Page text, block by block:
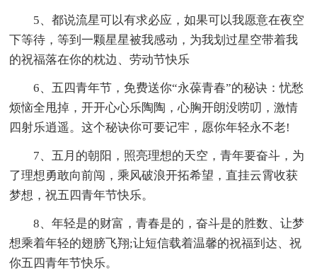
5、都说流星可以有求必应，如果可以我愿意在夜空
下等待，等到一颗星星被我感动，为我划过星空带着我
的祝福落在你的枕边、劳动节快乐
6、五四青年节，免费送你“永葆青春”的秘诀：忧愁
烦恼全甩掉，开开心心乐陶陶，心胸开朗没唠叨，激情
四射乐逍遥。这个秘诀你可要记牢，愿你年轻永不老!
7、五月的朝阳，照亮理想的天空，青年要奋斗，为
了理想勇敢向前闯，乘风破浪开拓希望，直挂云霄收获
梦想，祝五四青年节快乐。
8、年轻是的财富，青春是的，奋斗是的胜数、让梦
想乘着年轻的翅膀飞翔;让短信载着温馨的祝福到达、祝
你五四青年节快乐。